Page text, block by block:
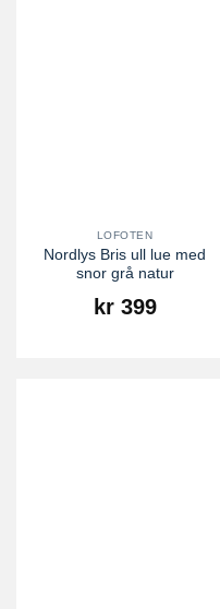
LOFOTEN
Nordlys Bris ull lue med
snor grå natur
kr399